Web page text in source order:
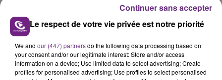
HOROSCOPE HEBDOMADAIRE
Le respect de votre vie privée est notre priorité
We and our (447) partnersdo the following data processing based on
your consent and/or our legitimate interest: Store and/or access
information on a device; Use limited data to select advertising; Create
profiles for personalised advertising; Use profiles to select personalised
Continuer sans accepter